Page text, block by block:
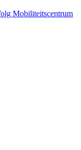
Mobiliteitscentrum